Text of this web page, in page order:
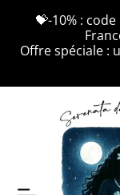
💝-10% :
Offre spéciale :